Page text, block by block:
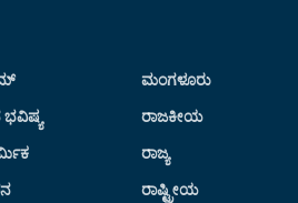
ಮಂಗಳೂರು
ರಾಜಕೀಯ
ರಾಜ್ಯ
ರಾಷ್ಟ್ರೀಯ